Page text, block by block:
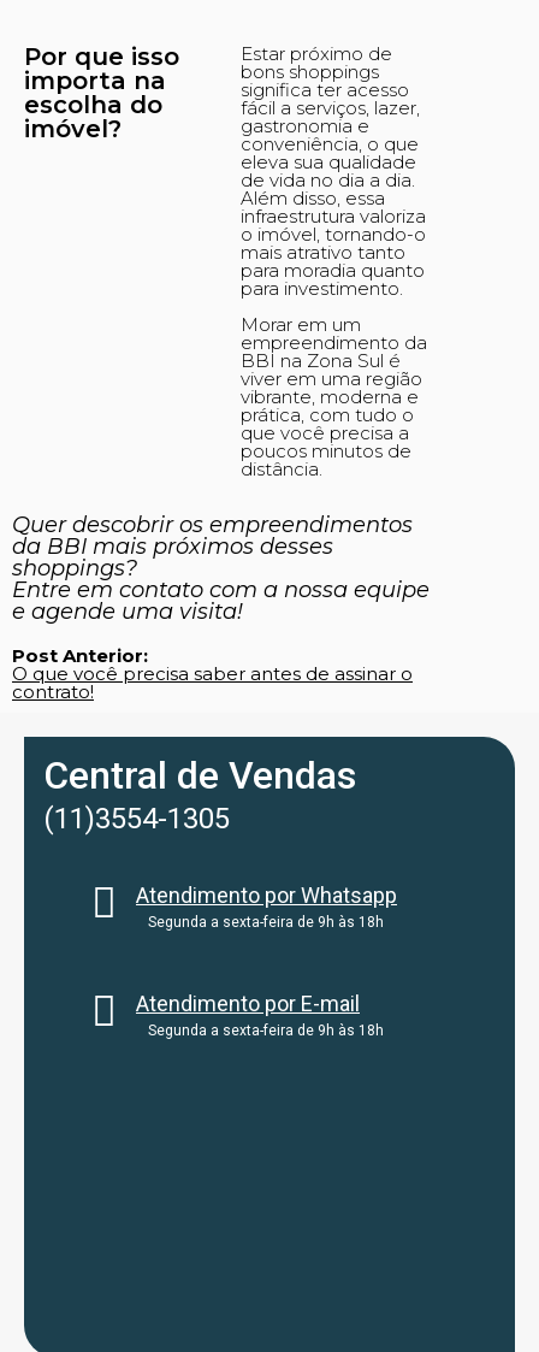
Por que isso
importa na
escolha do
imóvel?
Estar próximo de
bons shoppings
significa ter acesso
fácil a serviços, lazer,
gastronomia e
conveniência, o que
eleva sua qualidade
de vida no dia a dia.
Além disso, essa
infraestrutura valoriza
o imóvel, tornando-o
mais atrativo tanto
para moradia quanto
para investimento.
Morar em um
empreendimento da
BBI na Zona Sul é
viver em uma região
vibrante, moderna e
prática, com tudo o
que você precisa a
poucos minutos de
distância.
Quer descobrir os empreendimentos
da BBI mais próximos desses
shoppings?
Entre em contato com a nossa equipe
e agende uma visita!
Post Anterior:
O que você precisa saber antes de assinar o
contrato!
Central de Vendas
(11)3554-1305
Atendimento por Whatsapp
Segunda a sexta-feira de 9h às 18h
Atendimento por E-mail
Segunda a sexta-feira de 9h às 18h